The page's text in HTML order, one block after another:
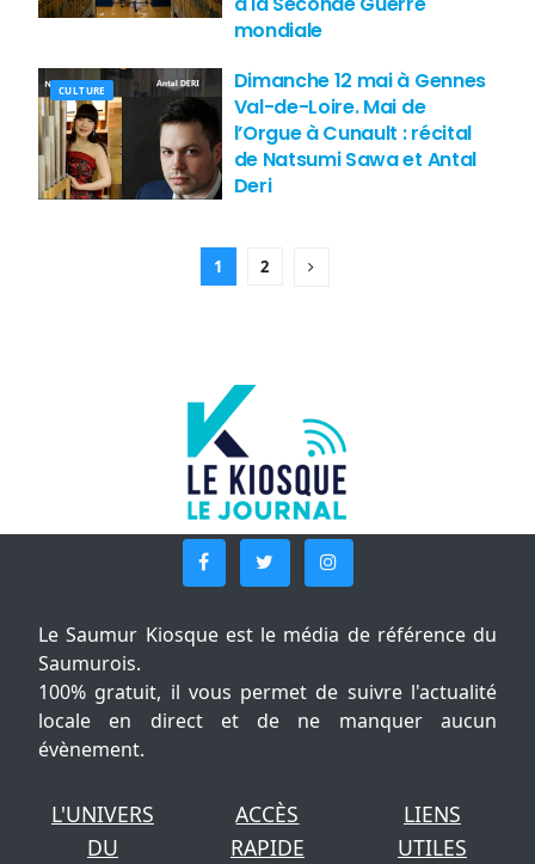
mondiale
CULTURE
Dimanche 12 mai à Gennes
Val-de-Loire. Mai de
l’Orgue à Cunault : récital
de Natsumi Sawa et Antal
Deri
1 2
Le Saumur Kiosque est le média de référence du
Saumurois.
100% gratuit, il vous permet de suivre l'actualité
locale en direct et de ne manquer aucun
évènement.
L'UNIVERS
DU
ACCÈS
RAPIDE
LIENS
UTILES